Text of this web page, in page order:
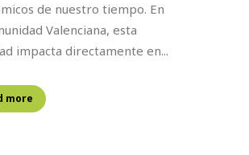
de nuestro tiempo. En
Valenciana, esta
impacta directamente en...
more